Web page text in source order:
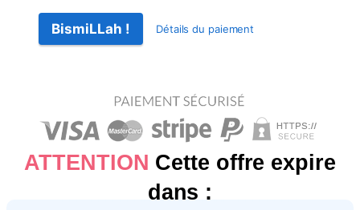
BismiLLah ! Détails du paiement
ATTENTION Cette offre expire
dans :